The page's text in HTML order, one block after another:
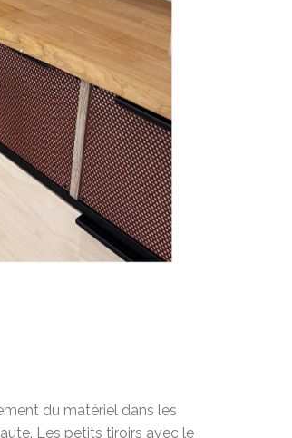
du matériel dans les
Les petits tiroirs avec le